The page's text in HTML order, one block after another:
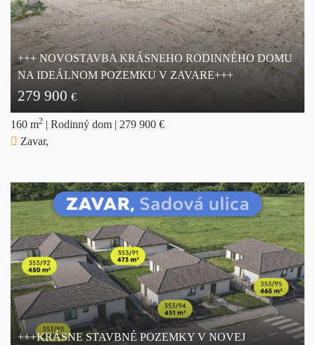
+++ NOVOSTAVBA KRÁSNEHO RODINNÉHO DOMU
NA IDEÁLNOM POZEMKU V ZAVARE+++
279 900 €
160 m2 | Rodinný dom | 279 900 €
Zavar,
+++KRÁSNE STAVBNÉ POZEMKY V NOVEJ